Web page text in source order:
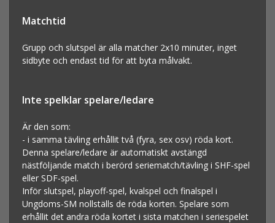
Matchtid
Grupp och slutspel är alla matcher 2x10 minuter, inget
sidbyte och endast tid för att byta målvakt.
Inte spelklar spelare/ledare
Är den som:
- i samma tävling erhållit två (fyra, sex osv) röda kort.
Denna spelare/ledare är automatiskt avstängd
nästföljande match i berörd seriematch/tävling i SHF-spel
eller SDF-spel.
Inför slutspel, playoff-spel, kvalspel och finalspel i
Ungdoms-SM nollställs de röda korten. Spelare som
erhållit det andra röda kortet i sista matchen i seriespelet